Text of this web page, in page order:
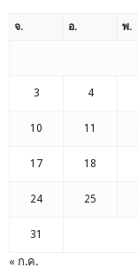
จ. อ. พ.
3 4
10 11
17 18
24 25
31
« ก.ค.